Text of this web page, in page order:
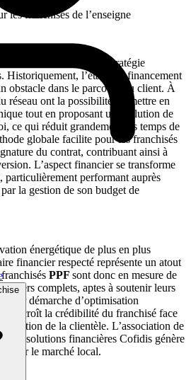
les franchisés de l’enseigne
radicalement la stratégie
Historiquement, l’étape de financement
obstacle dans le parcours du client. À
réseau ont la possibilité de mettre en
tout en proposant une solution de
ce qui réduit grandement les temps de
globale facilite pour les franchisés
du contrat, contribuant ainsi à
L’aspect financier se transforme
performant auprès
par la gestion de son budget de
énergétique de plus en plus
financier respecté représente un atout
PPF sont donc en mesure de
complets, aptes à soutenir leurs
leur démarche d’optimisation
accroît la crédibilité du franchisé face
de la clientèle. L’association de
des solutions financières Cofidis génère
sur le marché local.